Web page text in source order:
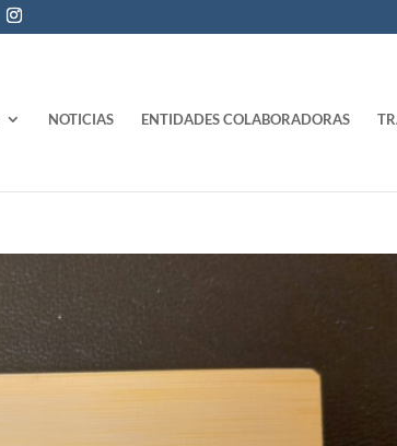
NOTICIAS ENTIDADES COLABORADORAS